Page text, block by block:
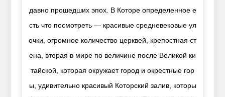
давно прошедших эпох. В Которе определенное е
сть что посмотреть — красивые средневековые ул
очки, огромное количество церквей, крепостная ст
ена, вторая в мире по величине после Великой ки
тайской, которая окружает город и окрестные гор
ы, удивительно красивый Которский залив, которы